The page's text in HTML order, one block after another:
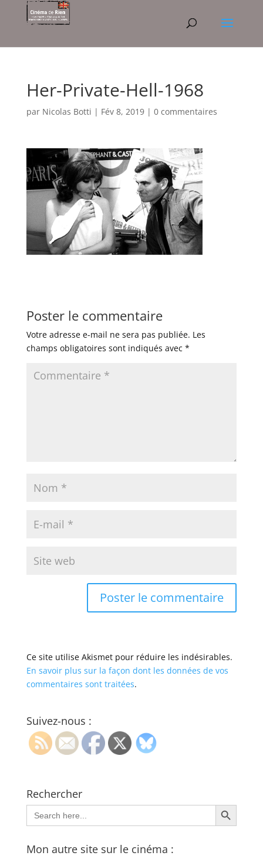
Her-Private-Hell-1968
par Nicolas Botti | Fév 8, 2019| 0 commentaires
Poster le commentaire
Votre adresse e-mail ne sera pas publiée. Les
champs obligatoires sont indiqués avec *
Ce site utilise Akismet pour réduire les indésirables.
En savoir plus sur la façon dont les données de vos
commentaires sont traitées.
Suivez-nous :
Rechercher
Search
for:
Search Button
Mon autre site sur le cinéma :